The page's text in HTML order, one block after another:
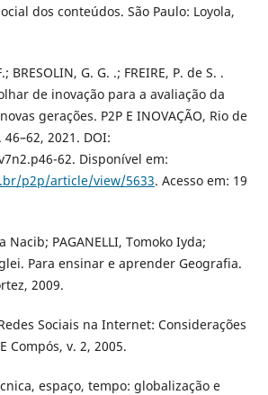
dos conteúdos. São Paulo: Loyola,
BRESOLIN, G. G. .; FREIRE, P. de S. .
de inovação para a avaliação da
gerações. P2P E INOVAÇÃO, Rio de
2021. DOI:
62. Disponível em:
p2p/article/view/5633. Acesso em: 19
Nacib; PAGANELLI, Tomoko Iyda;
Para ensinar e aprender Geografia.
2009.
Sociais na Internet: Considerações
Compós, v. 2, 2005.
espaço, tempo: globalização e